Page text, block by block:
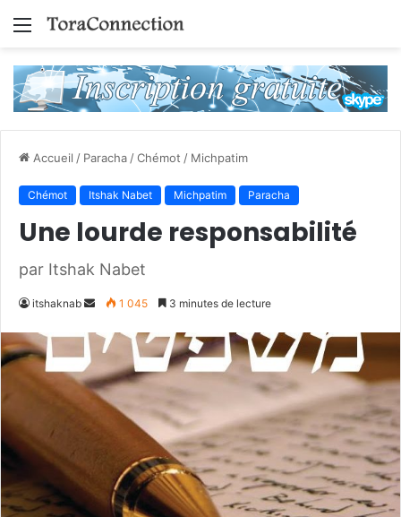
Menu
Accueil / Paracha /Chémot / Michpatim
Chémot Itshak Nabet Michpatim Paracha
Une lourde responsabilité
par Itshak Nabet
itshaknab
Envoyer
courriel
1 045 3 minutes de lecture